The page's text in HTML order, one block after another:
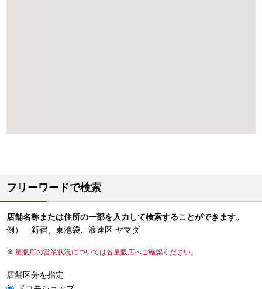
フリーワードで検索
店舗名称または住所の一部を入力して検索することができます。
例） 新宿、東池袋、浪速区 ヤマダ
量販店の営業状況については各量販店へご確認ください。
店舗区分を指定